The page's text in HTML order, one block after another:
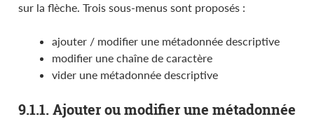
sur la flèche. Trois sous-menus sont proposés :
ajouter / modifier une métadonnée descriptive
modifier une chaîne de caractère
vider une métadonnée descriptive
9.1.1. Ajouter ou modifier une métadonnée